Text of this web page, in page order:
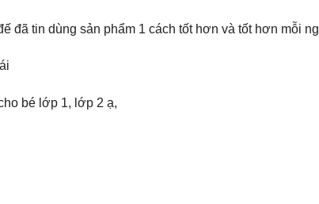
đã tin dùng sản phẩm 1 cách tốt hơn và tốt hơn mỗi
bé lớp 1, lớp 2 ạ,